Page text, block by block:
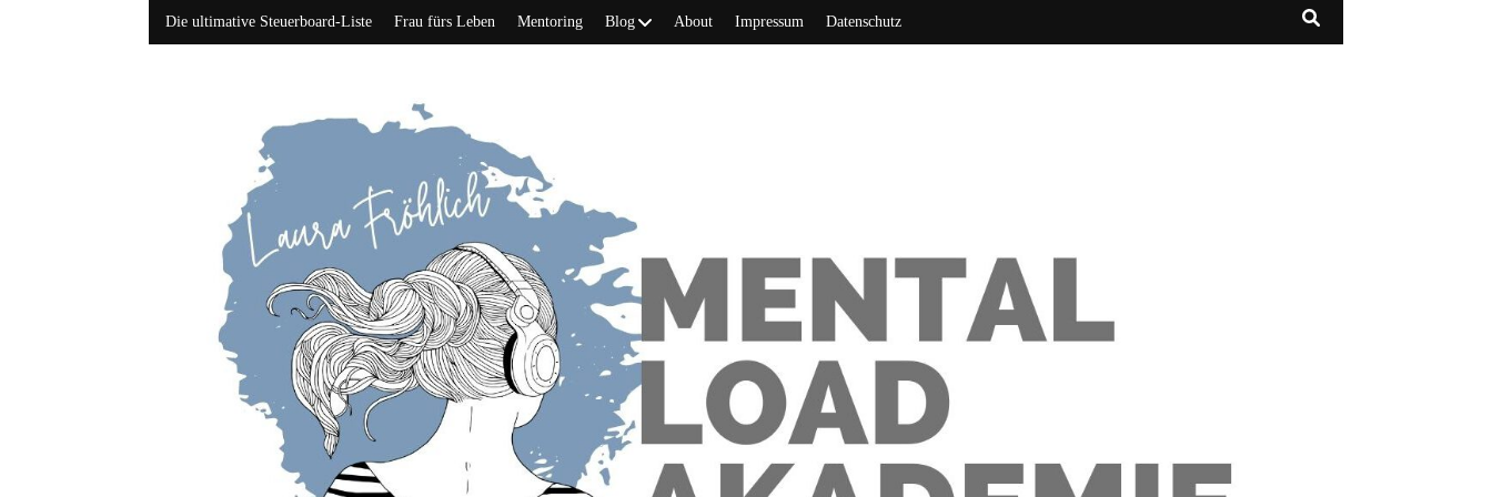
Die ultimative Steuerboard-Liste Frau fürs Leben Mentoring Blog About Impressum Datenschutz